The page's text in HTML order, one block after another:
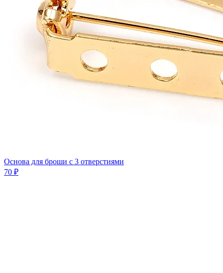
Основа для броши с 3 отверстиями
70 ₽